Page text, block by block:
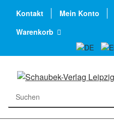
Kontakt Mein Konto
Warenkorb